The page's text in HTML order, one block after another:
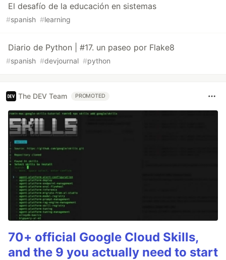
El desafío de la educación en sistemas
#spanish #learning
Diario de Python | #17. un paseo por Flake8
#spanish #devjournal #python
The DEV Team PROMOTED
70+ official Google Cloud Skills,
and the 9 you actually need to start